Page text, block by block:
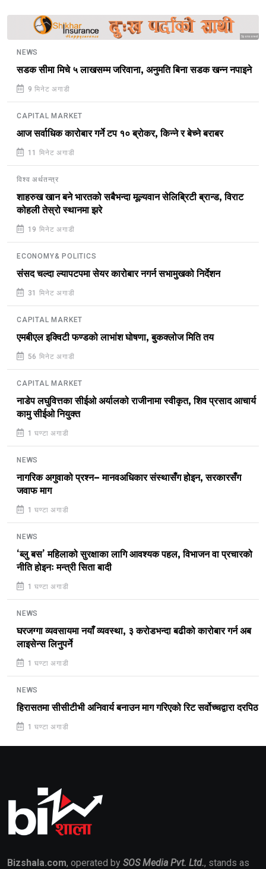
Sponsored
NEWS
सडक सीमा मिचे ५ लाखसम्म जरिवाना, अनुमति बिना सडक खन्न नपाइने
9 मिनेट अगाडी
CAPITAL MARKET
आज सर्वाधिक कारोबार गर्ने टप १० ब्रोकर, किन्ने र बेच्ने बराबर
11 मिनेट अगाडी
विश्व अर्थतन्त्र
शाहरुख खान बने भारतको सबैभन्दा मूल्यवान सेलिब्रिटी ब्रान्ड, विराट
कोहली तेस्रो स्थानमा झरे
19 मिनेट अगाडी
ECONOMY& POLITICS
संसद चल्दा ल्यापटपमा सेयर कारोबार नगर्न सभामुखको निर्देशन
31 मिनेट अगाडी
CAPITAL MARKET
एमबीएल इक्विटी फण्डको लाभांश घोषणा, बुकक्लोज मिति तय
56 मिनेट अगाडी
CAPITAL MARKET
नाडेप लघुवित्तका सीईओ अर्यालको राजीनामा स्वीकृत, शिव प्रसाद आचार्य
कामु सीईओ नियुक्त
1 घण्टा अगाडी
NEWS
नागरिक अगुवाको प्रश्न– मानवअधिकार संस्थासँग होइन, सरकारसँग
जवाफ माग
1 घण्टा अगाडी
NEWS
‘ब्लु बस’ महिलाको सुरक्षाका लागि आवश्यक पहल, विभाजन वा प्रचारको
नीति होइनः मन्त्री सिता बादी
1 घण्टा अगाडी
NEWS
घरजग्गा व्यवसायमा नयाँ व्यवस्था, ३ करोडभन्दा बढीको कारोबार गर्न अब
लाइसेन्स लिनुपर्ने
1 घण्टा अगाडी
NEWS
हिरासतमा सीसीटीभी अनिवार्य बनाउन माग गरिएको रिट सर्वोच्चद्वारा दरपिठ
1 घण्टा अगाडी
Bizshala.com, operated by SOS Media Pvt. Ltd., stands as